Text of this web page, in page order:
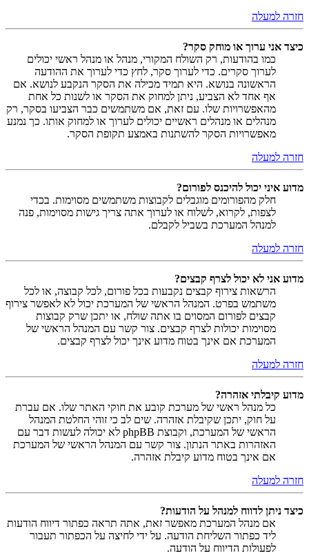
חזרה למעלה
כיצד אני ערוך או מוחק סקר?
כמו בהודעות, רק השולח המקורי, מנהל או מנהל ראשי יכולים
לערוך סקרים. כדי לערוך סקר, לחץ כדי לערוך את ההודעה
הראשונה בנושא. היא תמיד מכילה את הסקר הנקבע לנושא. אם
אף אחד לא הצביע, ניתן למחוק את הסקר או לשנות כל אחת
מהאפשרויות שלו. עם זאת, אם משתמשים כבר הצביעו בסקר, רק
מנהלים או מנהלים ראשיים יכולים לערוך או למחוק אותו. כך נמנע
מאפשרויות הסקר להשתנות באמצע תקופת הסקר.
חזרה למעלה
מדוע איני יכול להיכנס לפורום?
חלק מהפורומים מוגבלים לקבוצות משתמשים מסוימות. בכדי
לצפות, לקרוא, לשלוח או לערוך אתה צריך גישות מסוימות, פנה
למנהל המערכת בשביל לקבלם.
חזרה למעלה
מדוע אני לא יכול לצרף קבצים?
הרשאות צירוף קבצים נקבעות בכל פורום, לכל קבוצה, או לכל
משתמש בפרט. המנהל הראשי של המערכת יכול לא לאפשר צירוף
קבצים לפורום המסוים בו אתה שולח, או יתכן שרק קבוצות
מסוימות יכולות לצרף קבצים. צור קשר עם המנהל הראשי של
המערכת אם אינך בטוח מדוע אינך יכול לצרף קבצים.
חזרה למעלה
מדוע קיבלתי אזהרה?
כל מנהל ראשי של מערכת קובע את חוקי האתר שלו. אם עברת
על חוק, יתכן שקיבלת אזהרה. שים לב כי זוהי החלטת המנהל
הראשי של המערכת, וקבוצת phpBB לא יכולה לעשות דבר עם
האזהרות באתר הנתון. צור קשר עם המנהל הראשי של המערכת
אם אינך בטוח מדוע קיבלת אזהרה.
חזרה למעלה
כיצד ניתן לדווח למנהל על הודעות?
אם מנהל המערכת מאפשר זאת, אתה תראה כפתור דיווח הודעות
ליד כפתור השליחת הודעה. על ידי לחיצה על הכפתור תעבור
לפעולות הדיווח על הודעה.